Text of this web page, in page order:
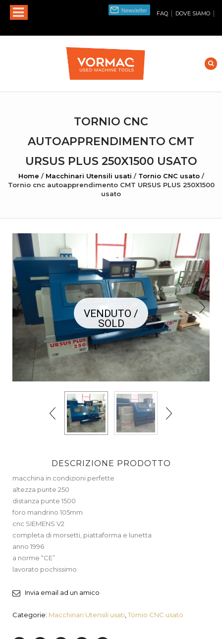
FAQ | DOVE SIAMO |
TORNIO CNC
AUTOAPPRENDIMENTO CMT
URSUS PLUS 250X1500 USATO
Home / Macchinari Utensili usati / Tornio CNC usato /
Tornio cnc autoapprendimento CMT URSUS PLUS 250X1500
usato
VENDUTO /
SOLD
DESCRIZIONE PRODOTTO
macchina in condizioni perfette
altezza punte 250
distanza punte 1500
foro mandrino 105mm
cnc SIEMENS V2
completa di morsetti, piattaforma e lunetta
anno 1996
a norme “CE”
lavorato pochissimo
Invia email ad un amico
Categorie: Macchinari Utensili usati Tornio CNC usato